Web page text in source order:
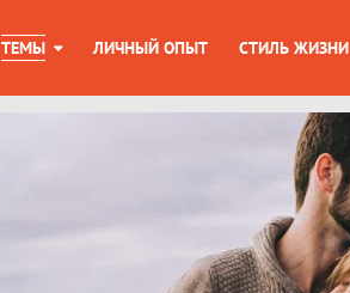
ТЕМЫ ЛИЧНЫЙ ОПЫТ СТИЛЬ ЖИЗНИ